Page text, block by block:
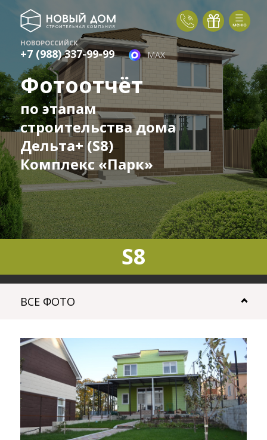
НОВОРОССИЙСК
+7 (988) 337-99-99 MAX
Фотоотчёт
по этапам
строительства дома
Дельта+ (S8)
Комплекс «Парк»
S8
ВСЕ ФОТО